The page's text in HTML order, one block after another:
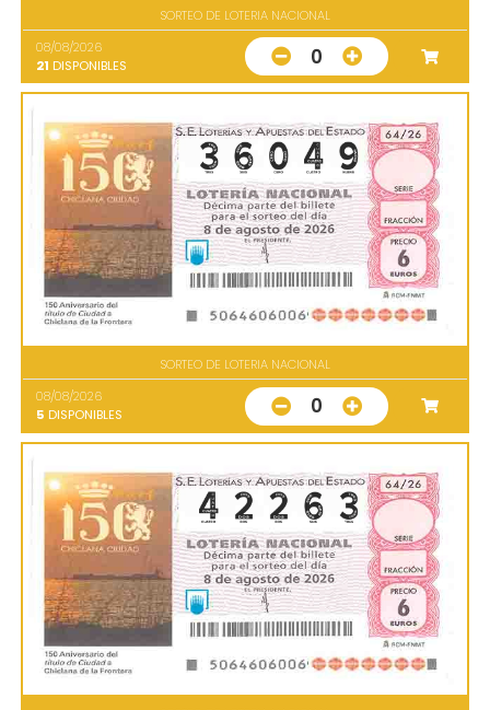
SORTEO DE LOTERIA NACIONAL
08/08/2026
21 DISPONIBLES 0
SORTEO DE LOTERIA NACIONAL
08/08/2026
5 DISPONIBLES 0